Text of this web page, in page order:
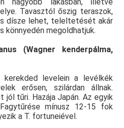
Tavasztól őszig teraszok,
dísze lehet, teleltetését akár
könnyedén megoldhatjuk.
(Wagner kenderpálma,
kerekded levelein a levélkék
erősen, szilárdan állnak.
tűri. Hazája Japán. Az egyik
mínusz 12-15 fok
a T. fortuneiével.